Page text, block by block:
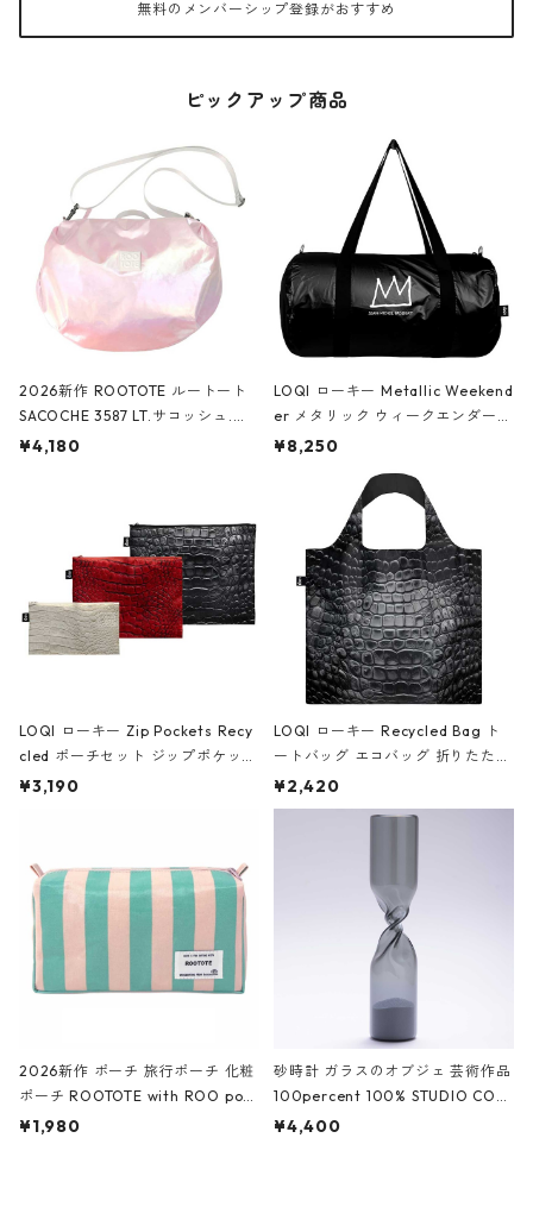
無料のメンバーシップ登録がおすすめ
ピックアップ商品
2026新作 ROOTOTE ルートート
SACOCHE 3587 LT.サコッシュ.ル
ミエ-B ショルダーバッグ グロスピ
¥4,180
LOQI ローキー Metallic Weekend
er メタリック ウィークエンダー
ボストンバッグ ショルダーバッグ
Black ジャン=ミッシェル・バスキ
ア/クラウン ブラック
¥8,250
LOQI ローキー Zip Pockets Recy
cled ポーチセット ジップポケット
ファスナーポーチ 撥水加工 トラベ
ーガンディー、オフホワイト
¥3,190
LOQI ローキー Recycled Bag ト
ートバッグ エコバッグ 折りたたみ
大きめ 撥水加工 収納ポーチ CRO
CODILE/Black クロコダイル/ブラ
¥2,420
2026新作 ポーチ 旅行ポーチ 化粧
ポーチ ROOTOTE with ROO pou
ch 3532 ルートート WR.ポーチ.ラ
¥1,980
砂時計 ガラスのオブジェ 芸術作品
100percent 100% STUDIO COH
AKU Timeless 100パーセント ス
¥4,400